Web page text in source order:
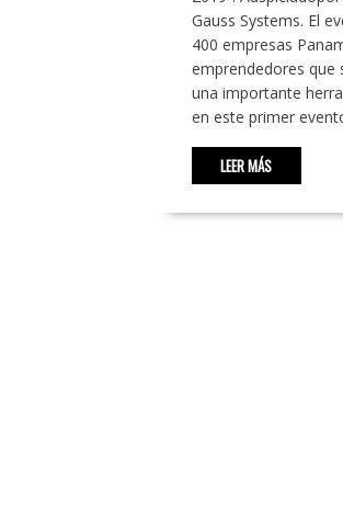
Gauss Systems. El
400 empresas
emprendedores que
una importante
en este primer
LEER MÁS